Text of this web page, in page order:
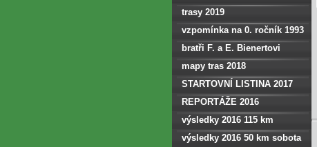
trasy 2019
vzpomínka na 0. ročník 1993
bratři F. a E. Bienertovi
mapy tras 2018
STARTOVNÍ LISTINA 2017
REPORTÁŽE 2016
výsledky 2016 115 km
výsledky 2016 50 km sobota